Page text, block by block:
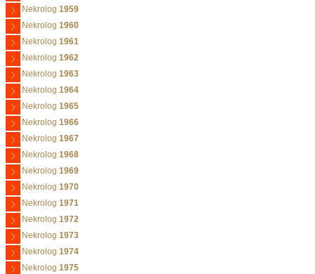
Nekrolog 1959
Nekrolog 1960
Nekrolog 1961
Nekrolog 1962
Nekrolog 1963
Nekrolog 1964
Nekrolog 1965
Nekrolog 1966
Nekrolog 1967
Nekrolog 1968
Nekrolog 1969
Nekrolog 1970
Nekrolog 1971
Nekrolog 1972
Nekrolog 1973
Nekrolog 1974
Nekrolog 1975